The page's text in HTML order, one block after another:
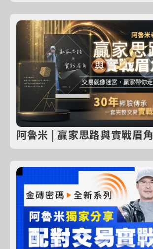
阿魯米 | 贏家思路與實戰眉角